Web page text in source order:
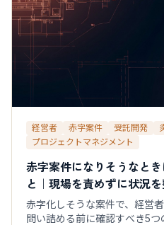
経営者 赤字案件 受託開発
プロジェクトマネジメント
赤字案件になりそうなと
と｜現場を責めずに状況
赤字化しそうな案件で、経営
問い詰める前に確認すべき5